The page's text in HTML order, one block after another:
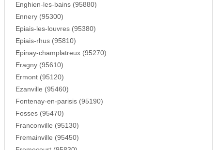
Enghien-les-bains (95880)
Ennery (95300)
Epiais-les-louvres (95380)
Epiais-rhus (95810)
Epinay-champlatreux (95270)
Eragny (95610)
Ermont (95120)
Ezanville (95460)
Fontenay-en-parisis (95190)
Fosses (95470)
Franconville (95130)
Fremainville (95450)